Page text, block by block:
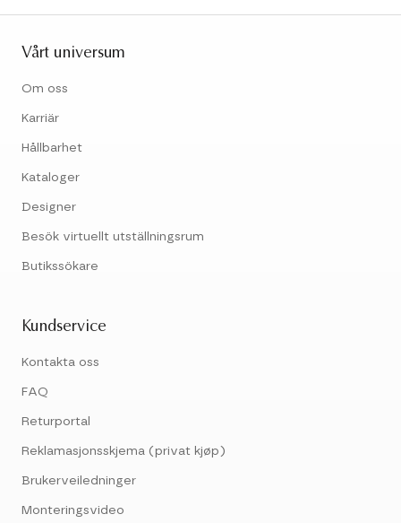
Vårt universum
Om oss
Karriär
Hållbarhet
Kataloger
Designer
Besök virtuellt utställningsrum
Butikssökare
Kundservice
Kontakta oss
FAQ
Returportal
Reklamasjonsskjema (privat kjøp)
Brukerveiledninger
Monteringsvideo